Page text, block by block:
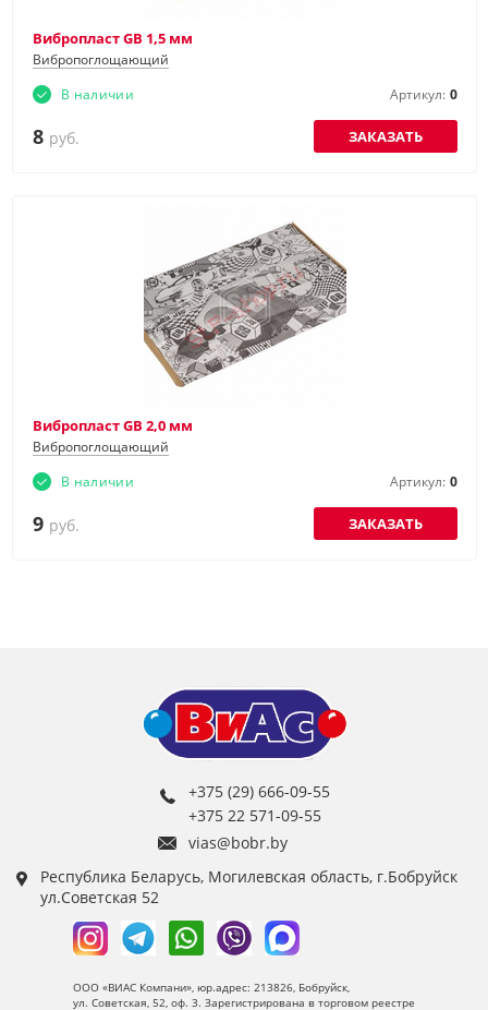
Вибропласт GB 1,5 мм
Вибропоглощающий
В наличии
Артикул: 0
8 руб. ЗАКАЗАТЬ
Вибропласт GB 2,0 мм
Вибропоглощающий
В наличии
Артикул: 0
9 руб. ЗАКАЗАТЬ
+375 (29) 666-09-55
+375 22 571-09-55
vias@bobr.by
Республика Беларусь, Могилевская область, г.Бобруйск
ул.Советская 52
ООО «ВИАС Компани», юр.адрес: 213826, Бобруйск,
ул. Советская, 52, оф. 3. Зарегистрирована в торговом реестре